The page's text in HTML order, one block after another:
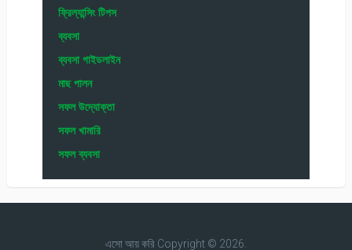
ফ্রিল্যান্সিং টিপস
ব্যবসা
ব্যবসা গাইডলাইন
মাছ পালন
সফল উদ্যোক্তা
সফল খামারি
সফল ব্যবসা
এসো আয় করিCopyright © 2026.